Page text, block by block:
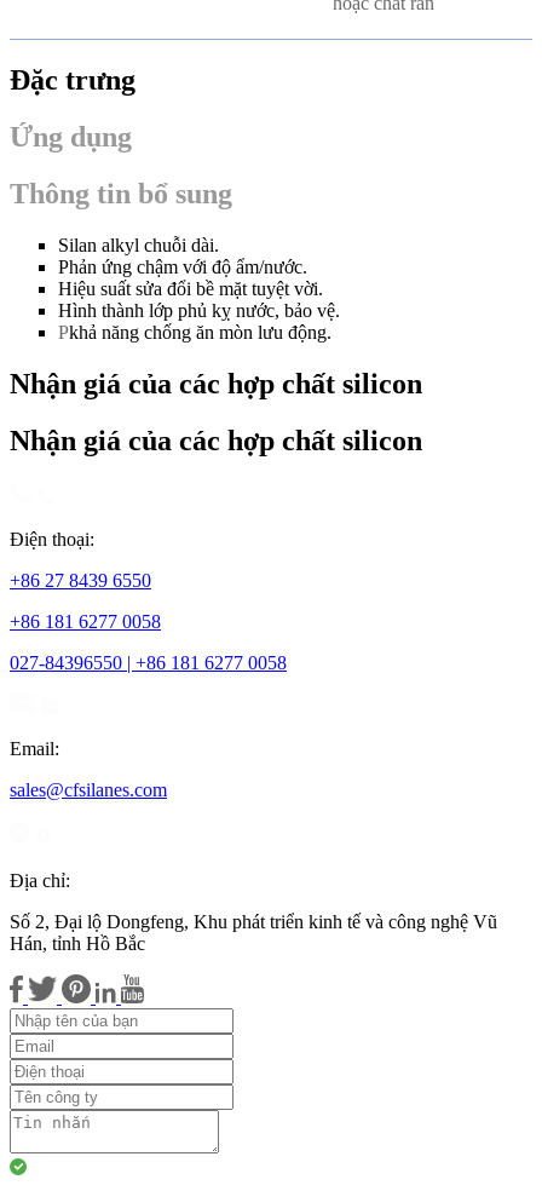
Đặc trưng
Ứng dụng
Thông tin bổ sung
Silan alkyl chuỗi dài.
Phản ứng chậm với độ ẩm/nước.
Hiệu suất sửa đổi bề mặt tuyệt vời.
Hình thành lớp phủ kỵ nước, bảo vệ.
Pkhả năng chống ăn mòn lưu động.
Nhận giá của các hợp chất silicon
Nhận giá của các hợp chất silicon
Điện thoại:
+86 27 8439 6550
+86 181 6277 0058
027-84396550 | +86 181 6277 0058
Email:
sales@cfsilanes.com
Địa chỉ:
Số 2, Đại lộ Dongfeng, Khu phát triển kinh tế và công nghệ Vũ
Hán, tỉnh Hồ Bắc